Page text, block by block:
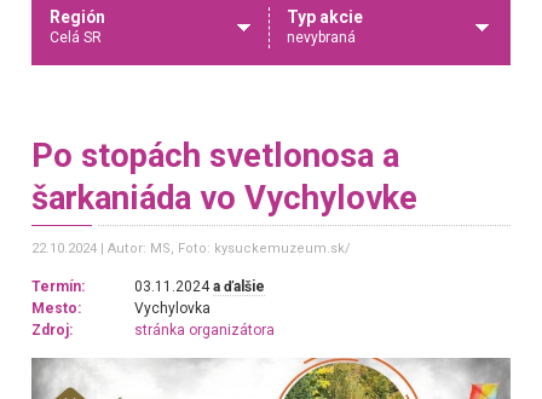
Región
Celá SR
Typ akcie
nevybraná
Po stopách svetlonosa a
šarkaniáda vo Vychylovke
22.10.2024 Autor: MS, Foto: kysuckemuzeum.sk/
Termín: 03.11.2024a ďalšie
Mesto:
Vychylovka
Zdroj:
stránka organizátora